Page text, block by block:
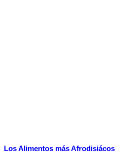
Los Alimentos más Afrodisiácos